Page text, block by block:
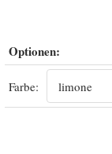
Optionen:
Farbe: